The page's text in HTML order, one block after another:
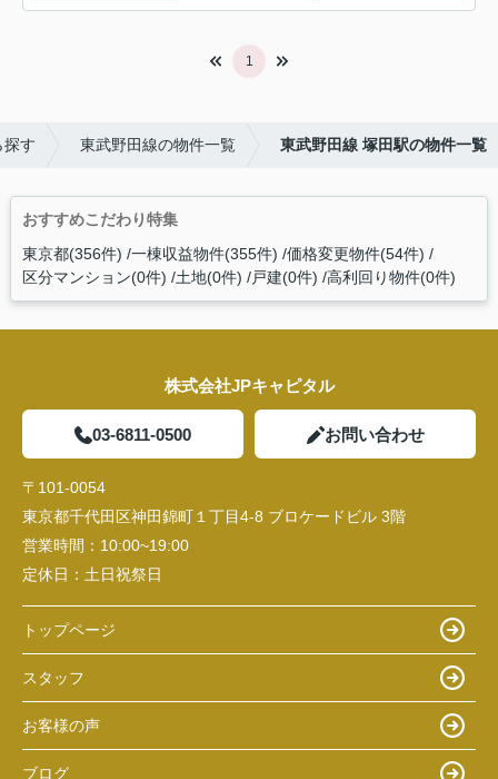
1
探す 東武野田線の物件一覧 東武野田線 塚田駅の物件一覧
おすすめこだわり特集
東京都(356件) 一棟収益物件(355件) 価格変更物件(54件)
区分マンション(0件) 土地(0件) 戸建(0件) 高利回り物件(0件)
株式会社JPキャピタル
03-6811-0500 お問い合わせ
〒101-0054
東京都千代田区神田錦町１丁目4-8 ブロケードビル 3階
営業時間： 10:00~19:00
定休日： 土日祝祭日
トップページ
スタッフ
お客様の声
ブログ